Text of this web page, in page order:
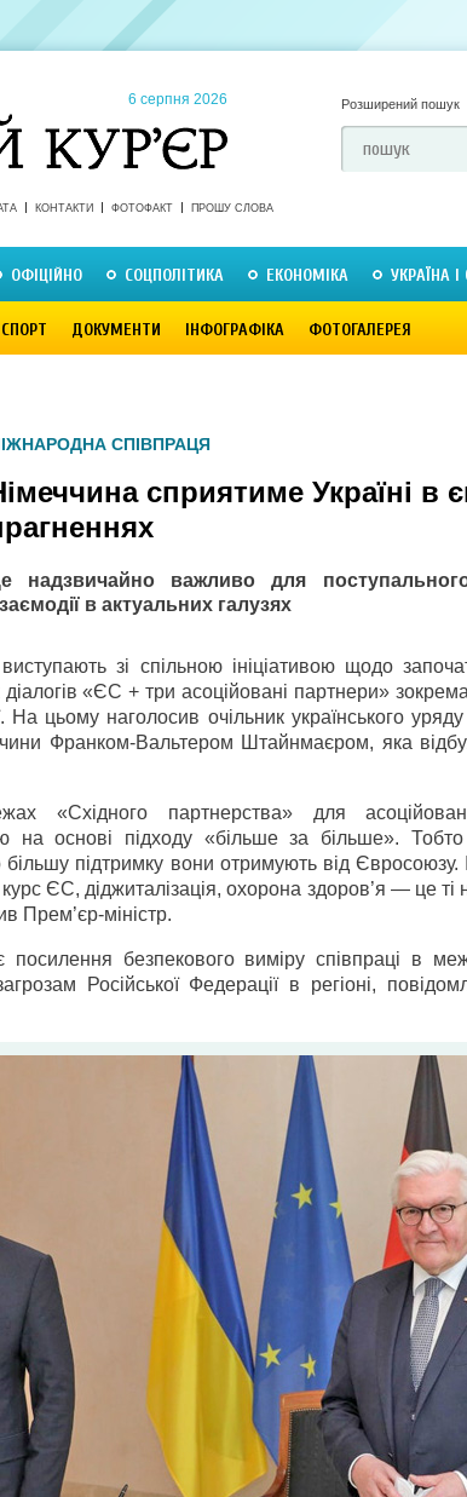
6 серпня 2026 Розширений пошук
КОНТАКТИ ФОТОФАКТ ПРОШУ СЛОВА
ОФІЦІЙНО СОЦПОЛІТИКА ЕКОНОМІКА УКРАЇНА І
СПОРТ ДОКУМЕНТИ ІНФОГРАФІКА ФОТОГАЛЕРЕЯ
СПІВПРАЦЯ
сприятиме Україні в
надзвичайно важливо для
в актуальних галузях
зі спільною ініціативою щодо
«ЄС + три асоційовані партнери» зокрема
На цьому наголосив очільник українського
Франком-Вальтером Штайнмаєром, яка
«Східного партнерства» для
на основі підходу «більше за більше».
підтримку вони отримують від Євросоюзу.
ЄС, діджиталізація, охорона здоров’я — це ті
Прем’єр-міністр.
безпекового виміру співпраці в
Російської Федерації в регіоні,